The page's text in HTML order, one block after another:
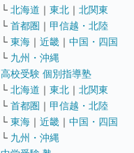
└ 北海道 ｜ 東北 ｜ 北関東
└ 首都圏 ｜ 甲信越・北陸
└ 東海 ｜ 近畿 ｜ 中国・四国
└ 九州・沖縄
高校受験 個別指導塾
└ 北海道 ｜ 東北 ｜ 北関東
└ 首都圏 ｜ 甲信越・北陸
└ 東海 ｜ 近畿 ｜ 中国・四国
└ 九州・沖縄